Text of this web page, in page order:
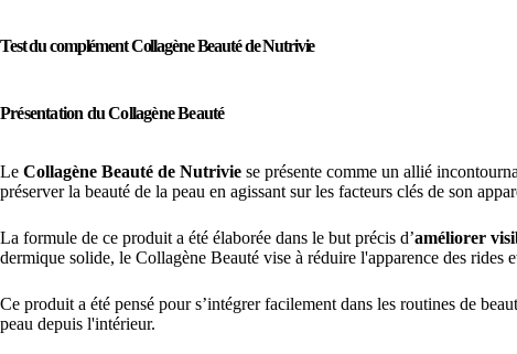
Test du complément Collagène Beauté de Nutrivie
Présentation du Collagène Beauté
Le Collagène Beauté de Nutrivie se présente comme un allié
préserver la beauté de la peau en agissant sur les facteurs clés de son
La formule de ce produit a été élaborée dans le but précis d’améliorer
dermique solide, le Collagène Beauté vise à réduire l'apparence des
Ce produit a été pensé pour s’intégrer facilement dans les routines de
peau depuis l'intérieur.